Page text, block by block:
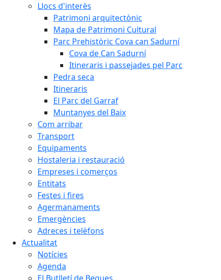
Llocs d'interès
Patrimoni arquitectònic
Mapa de Patrimoni Cultural
Parc Prehistòric Cova can Sadurní
Cova de Can Sadurní
Itineraris i passejades pel Parc
Pedra seca
Itineraris
El Parc del Garraf
Muntanyes del Baix
Com arribar
Transport
Equipaments
Hostaleria i restauració
Empreses i comerços
Entitats
Festes i fires
Agermanaments
Emergències
Adreces i telèfons
Actualitat
Notícies
Agenda